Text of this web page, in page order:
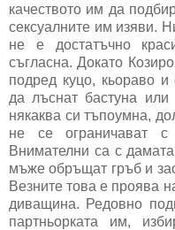
качеството им да
сексуалните им изяви.
не е достатъчно
съгласна. Докато
подред куцо, кьораво и
да лъснат бастуна
някаква си тъпоумна,
не се ограничават с
Внимателни са с
мъже обръщат гръб и
Везните това е проява
диващина. Редовно
партньорката им,